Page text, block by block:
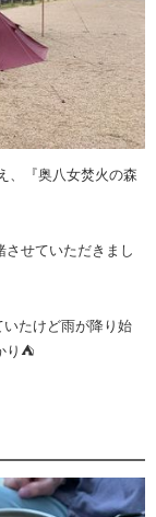
、『奥八女焚火の森
せていただきまし
たけど雨が降り始
り⛺️